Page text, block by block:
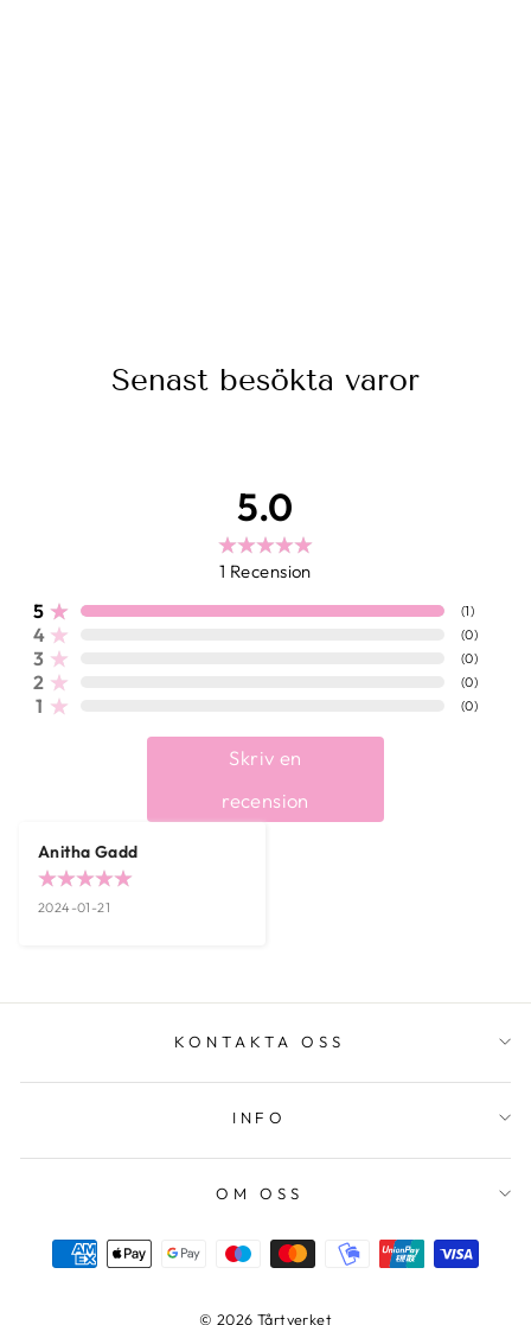
Senast besökta varor
5.0
1 Recension
5 (1)
4 (0)
3 (0)
2 (0)
1 (0)
Skriv en
recension
Anitha Gadd
2024-01-21
KONTAKTA OSS
INFO
OM OSS
© 2026 Tårtverket